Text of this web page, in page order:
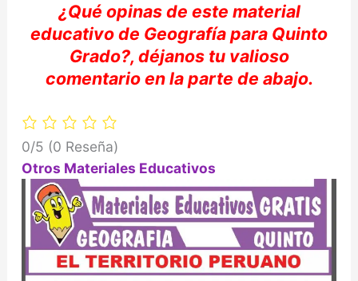
¿Qué opinasde este material
educativo de Geografíapara Quinto
Grado?, déjanostu valioso
comentarioen la parte de abajo.
0/5 (0 Reseña)
Otros Materiales Educativos